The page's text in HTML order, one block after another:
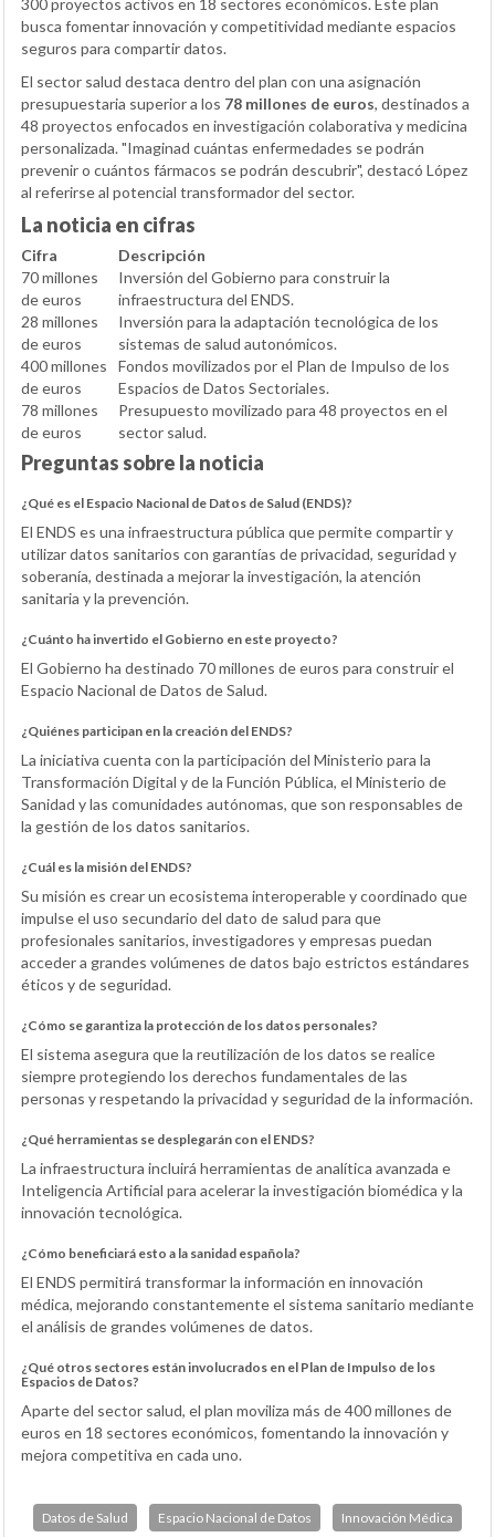
300 proyectos activos en 18 sectores económicos. Este plan
busca fomentar innovación y competitividad mediante espacios
seguros para compartir datos.
El sector salud destaca dentro del plan con una asignación
presupuestaria superior a los 78 millones de euros, destinados a
48 proyectos enfocados en investigación colaborativa y medicina
personalizada. "Imaginad cuántas enfermedades se podrán
prevenir o cuántos fármacos se podrán descubrir", destacó López
al referirse al potencial transformador del sector.
La noticia en cifras
Cifra
Descripción
70 millones
de euros
Inversión del Gobierno para construir la
infraestructura del ENDS.
28 millones
de euros
Inversión para la adaptación tecnológica de los
sistemas de salud autonómicos.
400 millones
de euros
Fondos movilizados por el Plan de Impulso de los
Espacios de Datos Sectoriales.
78 millones
de euros
Presupuesto movilizado para 48 proyectos en el
sector salud.
Preguntas sobre la noticia
¿Qué es el Espacio Nacional de Datos de Salud (ENDS)?
El ENDS es una infraestructura pública que permite compartir y
utilizar datos sanitarios con garantías de privacidad, seguridad y
soberanía, destinada a mejorar la investigación, la atención
sanitaria y la prevención.
¿Cuánto ha invertido el Gobierno en este proyecto?
El Gobierno ha destinado 70 millones de euros para construir el
Espacio Nacional de Datos de Salud.
¿Quiénes participan en la creación del ENDS?
La iniciativa cuenta con la participación del Ministerio para la
Transformación Digital y de la Función Pública, el Ministerio de
Sanidad y las comunidades autónomas, que son responsables de
la gestión de los datos sanitarios.
¿Cuál es la misión del ENDS?
Su misión es crear un ecosistema interoperable y coordinado que
impulse el uso secundario del dato de salud para que
profesionales sanitarios, investigadores y empresas puedan
acceder a grandes volúmenes de datos bajo estrictos estándares
éticos y de seguridad.
¿Cómo se garantiza la protección de los datos personales?
El sistema asegura que la reutilización de los datos se realice
siempre protegiendo los derechos fundamentales de las
personas y respetando la privacidad y seguridad de la información.
¿Qué herramientas se desplegarán con el ENDS?
La infraestructura incluirá herramientas de analítica avanzada e
Inteligencia Artificial para acelerar la investigación biomédica y la
innovación tecnológica.
¿Cómo beneficiará esto a la sanidad española?
El ENDS permitirá transformar la información en innovación
médica, mejorando constantemente el sistema sanitario mediante
el análisis de grandes volúmenes de datos.
¿Qué otros sectores están involucrados en el Plan de Impulso de los
Espacios de Datos?
Aparte del sector salud, el plan moviliza más de 400 millones de
euros en 18 sectores económicos, fomentando la innovación y
mejora competitiva en cada uno.
Datos de Salud Espacio Nacional de Datos Innovación Médica